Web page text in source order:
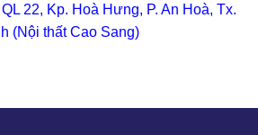
22, Kp. Hoà Hưng, P. An Hoà, Tx.
(Nội thất Cao Sang)